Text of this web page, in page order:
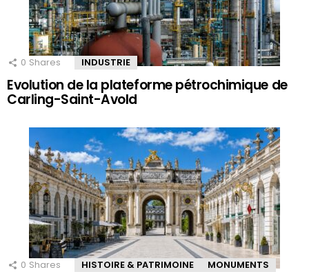
0 Shares INDUSTRIE
Evolution de la plateforme pétrochimique de
Carling-Saint-Avold
0 Shares HISTOIRE & PATRIMOINE MONUMENTS